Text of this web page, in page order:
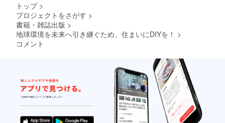
トップ >
プロジェクトをさがす >
書籍・雑誌出版 >
地球環境を未来へ引き継ぐため、住まいにDIYを！ >
コメント